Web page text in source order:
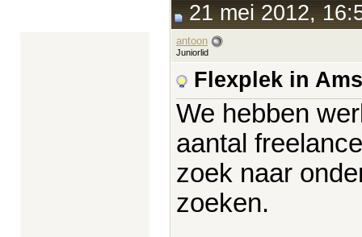
21 mei 2012,
antoon
Juniorlid
Flexplek in
We hebben
aantal
zoek naar
zoeken.